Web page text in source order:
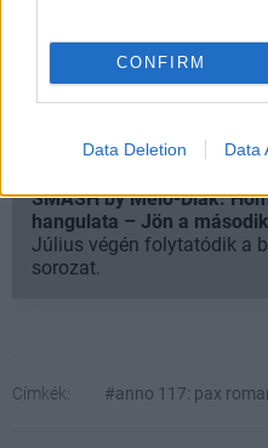
CONFIRM
Data Deletion Data
SMASH by Meló-Diák:
hangulata – Jön a
Július végén folytatódik a
sorozat.
Címkék: #anno 117: pax